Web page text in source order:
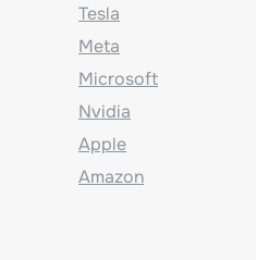
Tesla
Meta
Microsoft
Nvidia
Apple
Amazon